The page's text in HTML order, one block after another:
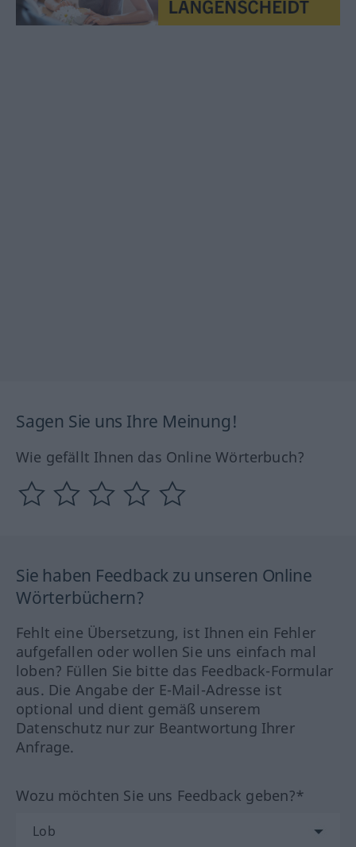
Sagen Sie uns Ihre Meinung!
Wie gefällt Ihnen das Online Wörterbuch?
Sie haben Feedback zu unseren Online
Wörterbüchern?
Fehlt eine Übersetzung, ist Ihnen ein Fehler
aufgefallen oder wollen Sie uns einfach mal
loben? Füllen Sie bitte das Feedback-Formular
aus. Die Angabe der E-Mail-Adresse ist
optional und dient gemäß unserem
Datenschutz nur zur Beantwortung Ihrer
Anfrage.
Wozu möchten Sie uns Feedback geben?*